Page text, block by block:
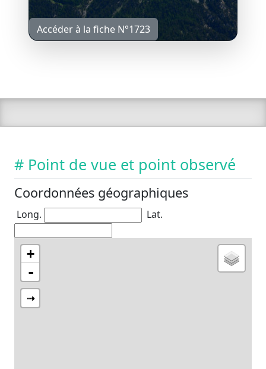
Accéder à la fiche N°1723
# Point de vue et point observé
Coordonnées géographiques
Long. Lat.
+
-
⇢